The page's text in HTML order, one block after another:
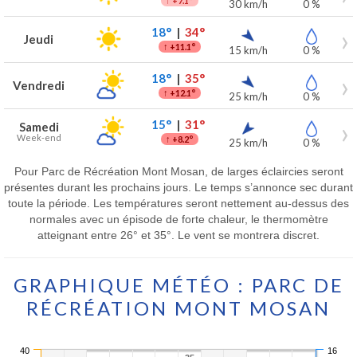
30 km/h 0 %
Jeudi 18°| 34°
↑ +11.1° 15 km/h 0 %
Vendredi 18°| 35°
↑ +12.1° 25 km/h 0 %
Samedi
Week-end
15°| 31°
↑ +8.2° 25 km/h 0 %
Pour Parc de Récréation Mont Mosan, de larges éclaircies seront
présentes durant les prochains jours. Le temps s’annonce sec durant
toute la période. Les températures seront nettement au-dessus des
normales avec un épisode de forte chaleur, le thermomètre
atteignant entre 26° et 35°. Le vent se montrera discret.
GRAPHIQUE MÉTÉO : PARC DE
RÉCRÉATION MONT MOSAN
40 16